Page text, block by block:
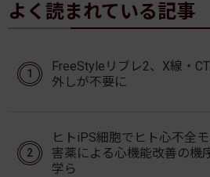
よく読まれている記事
FreeStyleリブレ2、X線・
外しが不要に
ヒトiPS細胞でヒト心不全
害薬による心機能改善の
学ら